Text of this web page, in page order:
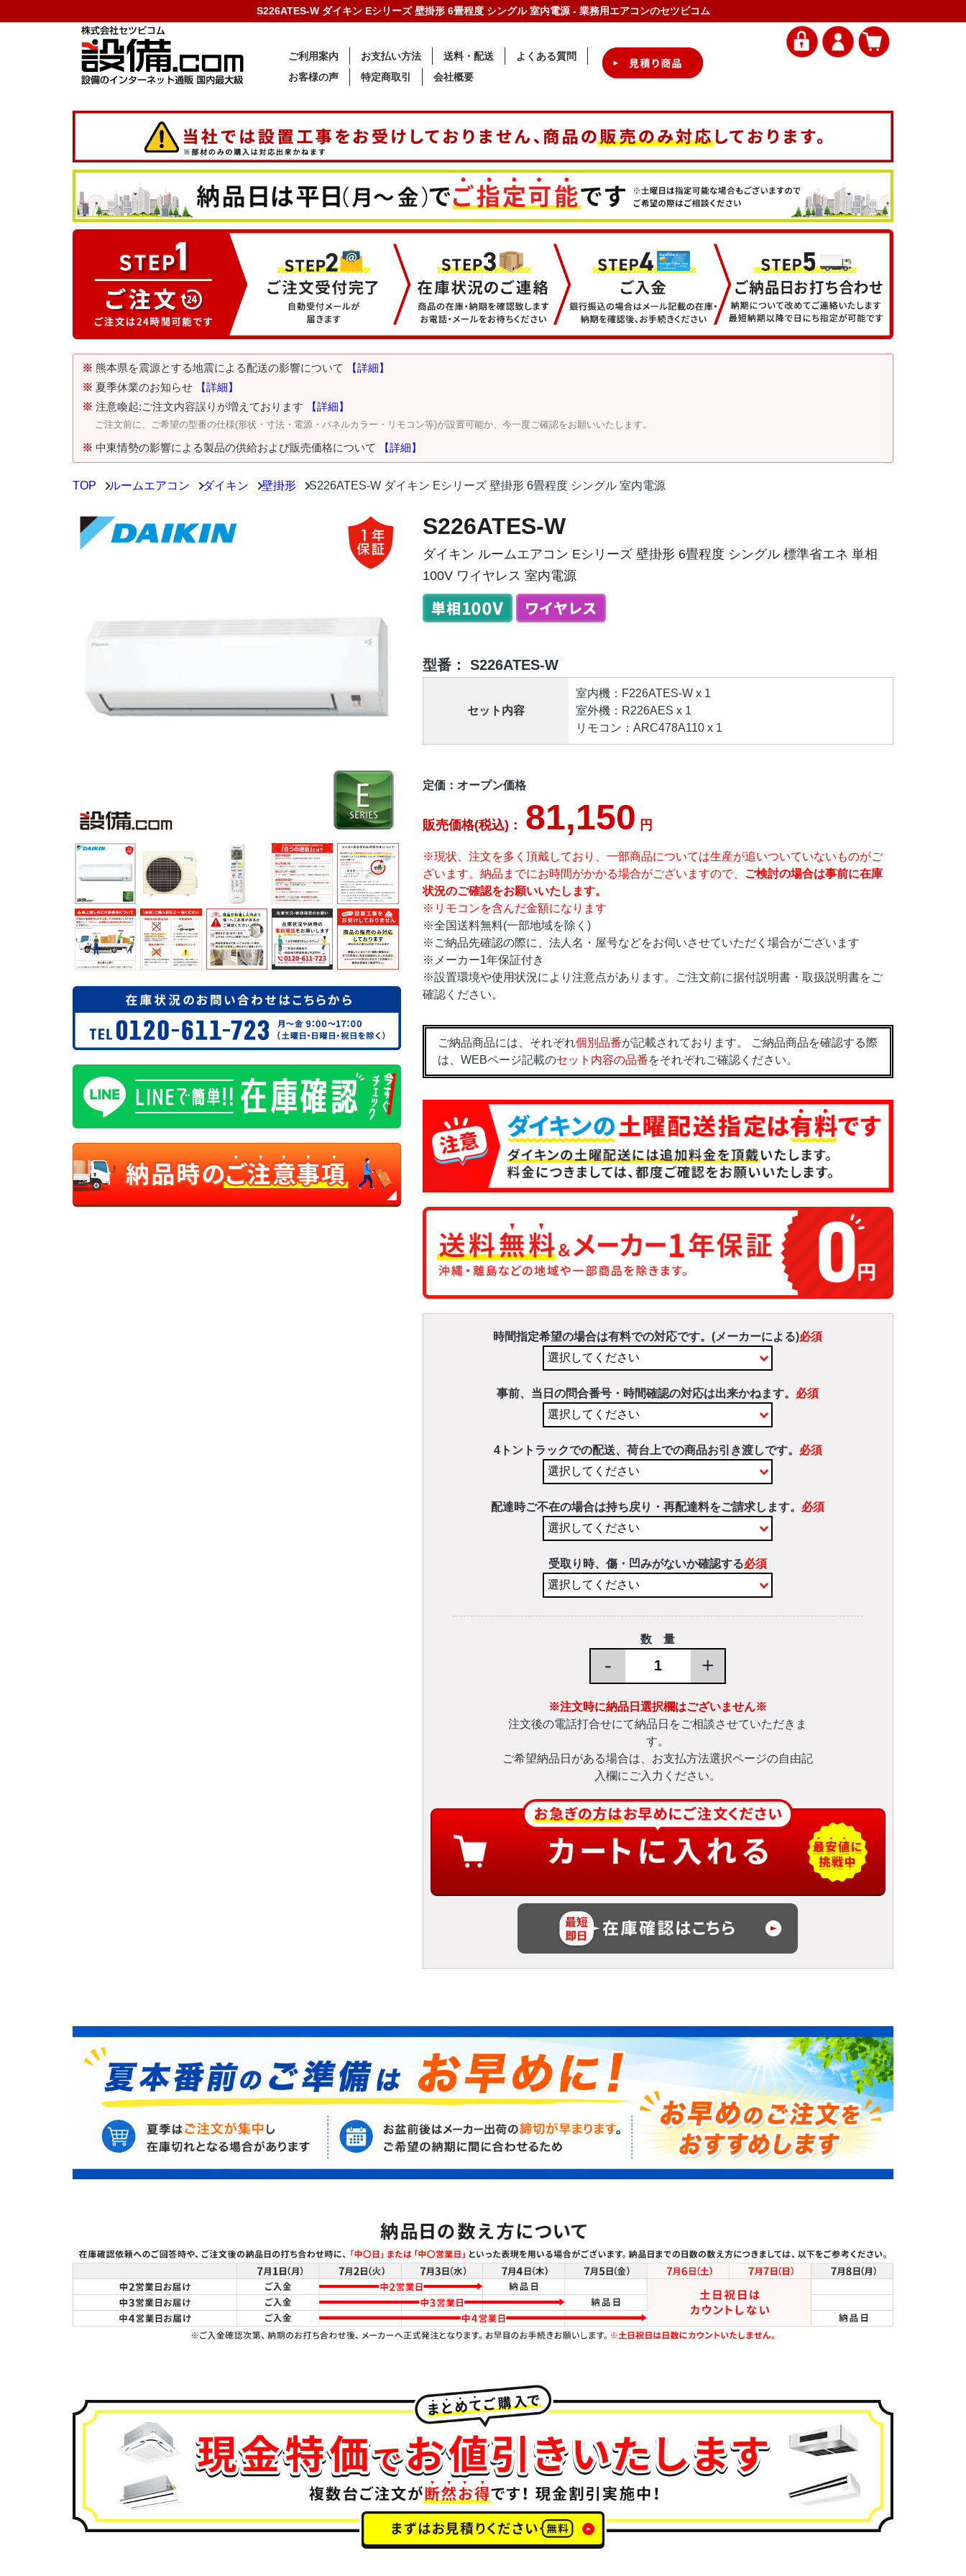
S226ATES-W ダイキン Eシリーズ 壁掛形 6畳程度 シングル 室内電源 - 業務用エアコンのセツビコム
ご利用案内 お支払い方法 送料・配送
よくある質問
お客様の声
特定商取引 会社概要
※ 熊本県を震源とする地震による配送の影響について
【詳細】
※ 夏季休業のお知らせ
【詳細】
※ 注意喚起:ご注文内容誤りが増えております 【詳細】
ご注文前に、ご希望の型番の仕様(形状・寸法・電源・パネルカラー・リモコン等)が設置可能か、今一度ご確認をお願いいたします。
※ 中東情勢の影響による製品の供給および販売価格について 【詳細】
TOP ルームエアコン ダイキン 壁掛形 S226ATES-W ダイキン Eシリーズ 壁掛形 6畳程度 シングル 室内電源
S226ATES-W
ダイキン ルームエアコン Eシリーズ 壁掛形 6畳程度 シングル 標準省エネ 単相
100V ワイヤレス 室内電源
型番： S226ATES-W
セット内容
室内機：F226ATES-W x 1
室外機：R226AES x 1
リモコン：ARC478A110 x 1
定価：オープン価格
販売価格(税込)： 81,150 円
※現状、注文を多く頂戴しており、一部商品については生産が追いついていないものがご
ざいます。納品までにお時間がかかる場合がございますので、 ご検討の場合は事前に在庫
状況のご確認をお願いいたします。
※リモコンを含んだ金額になります
※全国送料無料(一部地域を除く)
※ご納品先確認の際に、法人名・屋号などをお伺いさせていただく場合がございます
※メーカー1年保証付き
※設置環境や使用状況により注意点があります。ご注文前に据付説明書・取扱説明書をご
確認ください。
ご納品商品には、それぞれ個別品番が記載されております。 ご納品商品を確認する際
は、WEBページ記載のセット内容の品番をそれぞれご確認ください。
時間指定希望の場合は有料での対応です。(メーカーによる)必須
事前、当日の問合番号・時間確認の対応は出来かねます。 必須
4トントラックでの配送、荷台上での商品お引き渡しです。 必須
配達時ご不在の場合は持ち戻り・再配達料をご請求します。 必須
受取り時、傷・凹みがないか確認する必須
数 量
- +
※注文時に納品日選択欄はございません※
注文後の電話打合せにて納品日をご相談させていただきま
す。
ご希望納品日がある場合は、お支払方法選択ページの自由記
入欄にご入力ください。